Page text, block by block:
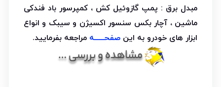
مبدل برق : پمپ گازوئیل کش ، کمپرسور باد فندکی
ماشین ، آچار بکس سنسور اکسیژن و سیبک و انواع
ابزار های خودرو به این صفحـــــه مراجعه بفرمایید.